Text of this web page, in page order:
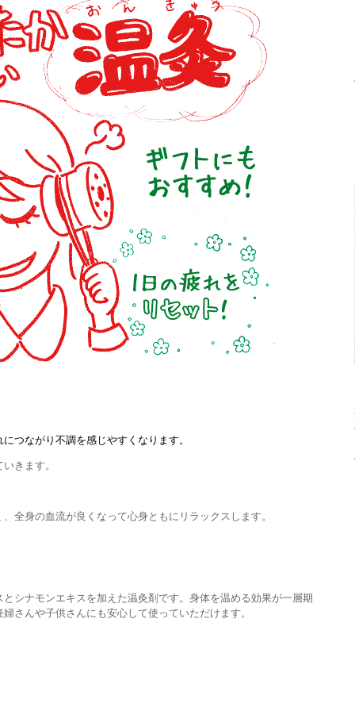
つながり不調を感じやすくなります。
きます。
全身の血流が良くなって心身ともにリラックスします。
シナモンエキスを加えた温灸剤です。身体を温める効果が一層期
さんや子供さんにも安心して使っていただけます。